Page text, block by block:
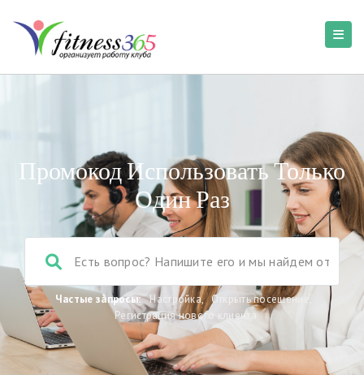
Промокод Использовать Только
Один Раз
Частые запросы: Настройка, Открыть посещение
Регистрация нового клиента